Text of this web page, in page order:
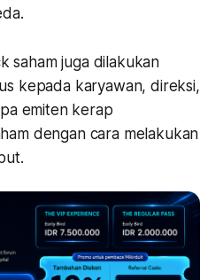
saham juga dilakukan
kepada karyawan, direksi,
emiten kerap
dengan cara melakukan